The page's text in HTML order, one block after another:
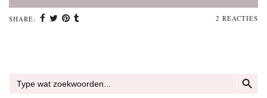
SHARE: 2 REACTIES
naar: